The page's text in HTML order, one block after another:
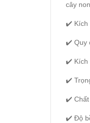
cây
✔️ Kích
✔️ Quy
✔️ Kích
✔️
✔️ Chất
✔️ Độ